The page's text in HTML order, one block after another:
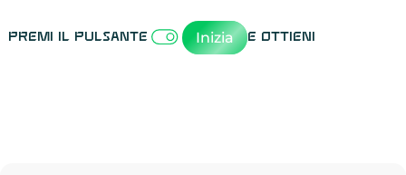
Premi il pulsante Inizia e ottieni